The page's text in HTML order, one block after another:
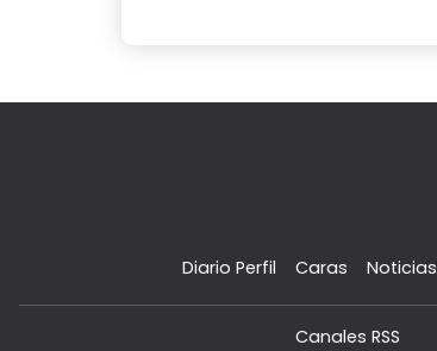
Diario Perfil Caras Noticias
Canales RSS